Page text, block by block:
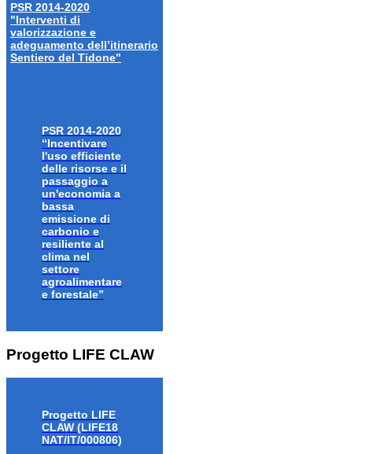
PSR 2014-2020
"Interventi di
valorizzazione e
adeguamento dell’itinerario
Sentiero del Tidone"
PSR 2014-2020
“Incentivare
l'uso efficiente
delle risorse e il
passaggio a
un'economia a
bassa
emissione di
carbonio e
resiliente al
clima nel
settore
agroalimentare
e forestale”
Progetto LIFE CLAW
Progetto LIFE
CLAW (LIFE18
NAT/IT/000806)